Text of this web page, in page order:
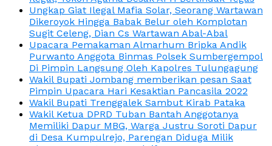
Ungkap Giat Ilegal Mafia Solar, Seorang Wartawan
Dikeroyok Hingga Babak Belur oleh Komplotan
Sugit Celeng, Dian Cs Wartawan Abal-Abal
Upacara Pemakaman Almarhum Bripka Andik
Purwanto Anggota Binmas Polsek Sumbergempol
Di Pimpin Langsung Oleh Kapolres Tulungagung
Wakil Bupati Jombang memberikan pesan Saat
Pimpin Upacara Hari Kesaktian Pancasila 2022
Wakil Bupati Trenggalek Sambut Kirab Pataka
Wakil Ketua DPRD Tuban Bantah Anggotanya
Memiliki Dapur MBG, Warga Justru Soroti Dapur
di Desa Kumpulrejo, Parengan Diduga Milik